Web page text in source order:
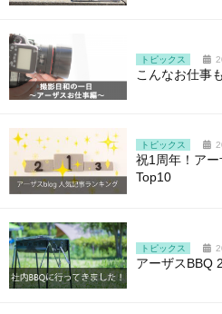
トピックス
こんなお仕事
トピックス
祝1周年！ア
Top10
トピックス
アーザスBBQ